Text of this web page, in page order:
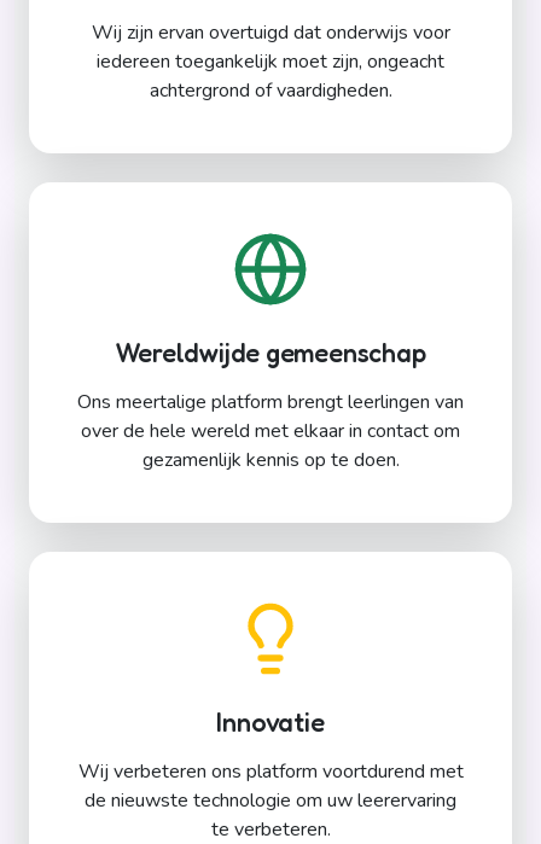
Wij zijn ervan overtuigd dat onderwijs voor
iedereen toegankelijk moet zijn, ongeacht
achtergrond of vaardigheden.
Wereldwijde gemeenschap
Ons meertalige platform brengt leerlingen van
over de hele wereld met elkaar in contact om
gezamenlijk kennis op te doen.
Innovatie
Wij verbeteren ons platform voortdurend met
de nieuwste technologie om uw leerervaring
te verbeteren.